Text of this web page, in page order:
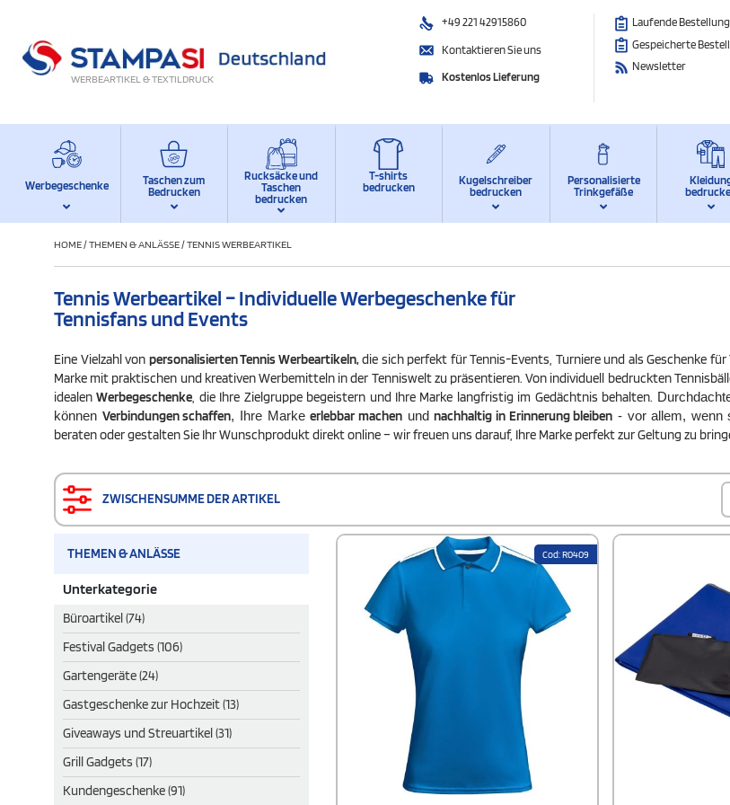
WERBEARTIKEL & TEXTILDRUCK
+49 221 42915860
Kontaktieren Sie uns
Kostenlos Lieferung
Laufende
Gespeicherte
Newsletter
Werbegeschenke
Taschen zum
Bedrucken
Rucksäcke und
Taschen
bedrucken
T-shirts
bedrucken
Kugelschreiber
bedrucken
Personalisierte
Trinkgefäße
HOME/THEMEN & ANLÄSSE/TENNIS WERBEARTIKEL
Tennis Werbeartikel – Individuelle Werbegeschenke für
Tennisfans und Events
Eine Vielzahl von personalisierten Tennis Werbeartikeln,die sich perfekt für Tennis-Events, Turniere und als Geschenke für
Marke mit praktischen und kreativen Werbemitteln in der Tenniswelt zu präsentieren. Von individuell bedruckten
idealenWerbegeschenke, die Ihre Zielgruppe begeistern und Ihre Marke langfristig im Gedächtnis behalten.
können Verbindungen schaffen, Ihre Markeerlebbar machenundnachhaltig in Erinnerung bleiben - vor allem, wenn
beraten oder gestalten Sie Ihr Wunschprodukt direkt online – wir freuen uns darauf, Ihre Marke perfekt zur Geltung zu
ZWISCHENSUMME DER ARTIKEL
THEMEN & ANLÄSSE
Unterkategorie
Büroartikel (74)
Festival Gadgets (106)
Gartengeräte (24)
Gastgeschenke zur Hochzeit (13)
Giveaways und Streuartikel (31)
Grill Gadgets (17)
Kundengeschenke (91)
Cod: R0409